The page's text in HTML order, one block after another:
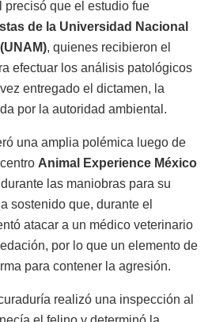
precisó que el estudio fue
de la Universidad Nacional
, quienes recibieron el
efectuar los análisis patológicos
entregado el dictamen, la
por la autoridad ambiental.
una amplia polémica luego de
Animal Experience México
las maniobras para su
sostenido que, durante el
atacar a un médico veterinario
por lo que un elemento de
para contener la agresión.
realizó una inspección al